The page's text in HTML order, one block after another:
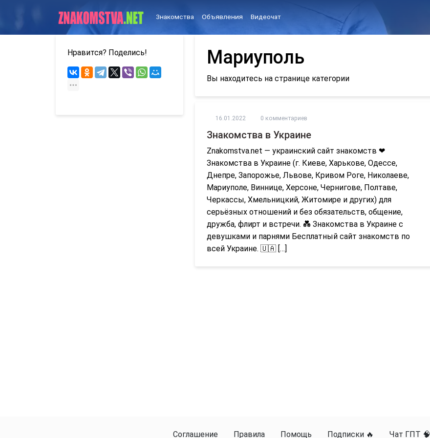
Знакомства Объявления Видеочат
Мариуполь
Вы находитесь на странице категории
16.01.2022 0 комментариев
Знакомства в Украине
Znakomstva.net — украинский сайт знакомств ❤
Знакомства в Украине (г. Киеве, Харькове, Одессе,
Днепре, Запорожье, Львове, Кривом Роге, Николаеве,
Мариуполе, Виннице, Херсоне, Чернигове, Полтаве,
Черкассы, Хмельницкий, Житомире и других) для
серьёзных отношений и без обязательств, общение,
дружба, флирт и встречи. 💑 Знакомства в Украине с
девушками и парнями Бесплатный сайт знакомств по
всей Украине. 🇺🇦 […]
Нравится? Поделись!
Соглашение Правила Помощь Подписки 🔥 Чат ГПТ 🧠